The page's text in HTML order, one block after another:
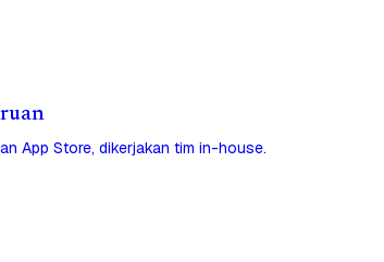
App Store, dikerjakan tim in-house.